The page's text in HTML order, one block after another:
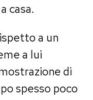
casa.
a un
a lui
di
spesso poco